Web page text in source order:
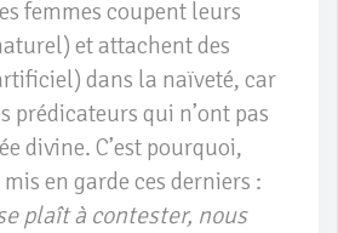
femmes coupent leurs
et attachent des
dans la naïveté, car
prédicateurs qui n’ont pas
divine. C’est pourquoi,
en garde ces derniers :
plaît à contester, nous